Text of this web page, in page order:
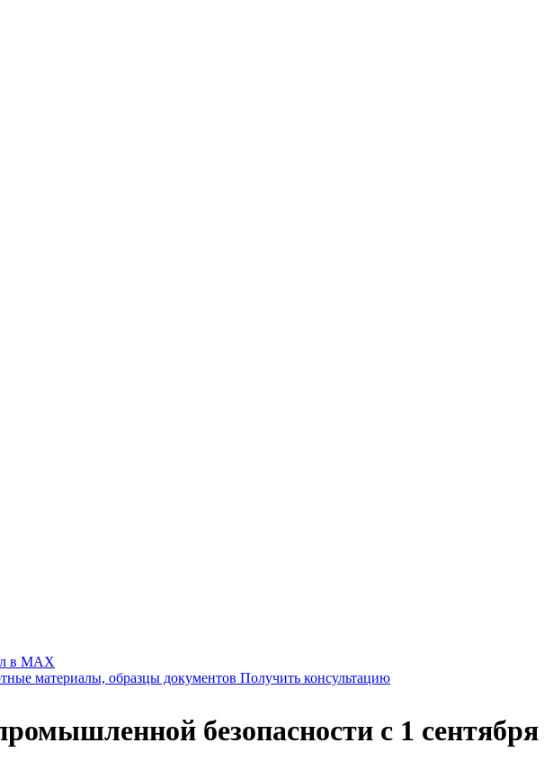
в MAX
Получить консультацию
безопасности с 1 сентября